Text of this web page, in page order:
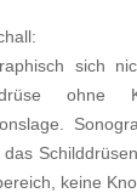
sich
ohne
das
keine